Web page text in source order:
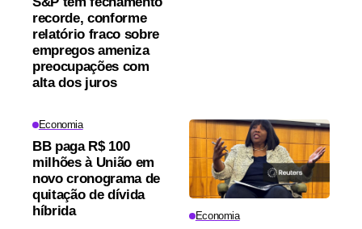
recorde, conforme
relatório fraco sobre
empregos ameniza
preocupações com
alta dos juros
Economia
BB paga R$ 100
milhões à União em
novo cronograma de
quitação de dívida
híbrida
Economia